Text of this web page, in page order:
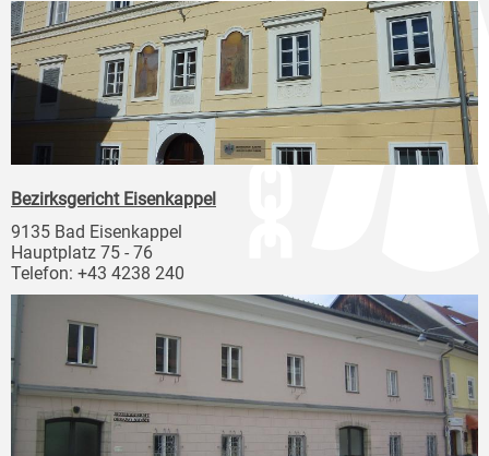
Bezirksgericht Eisenkappel
9135 Bad Eisenkappel
Hauptplatz 75 - 76
Telefon: +43 4238 240